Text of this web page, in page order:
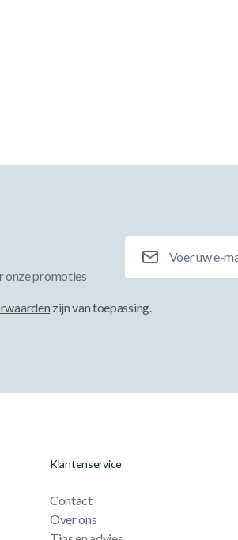
onze promoties
zijn van toepassing.
Klantenservice
Contact
Over ons